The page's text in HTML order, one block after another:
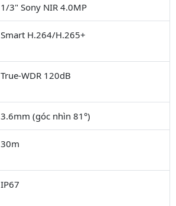
1/3" Sony NIR 4.0MP
Smart H.264/H.265+
True-WDR 120dB
3.6mm (góc nhìn 81°)
30m
IP67